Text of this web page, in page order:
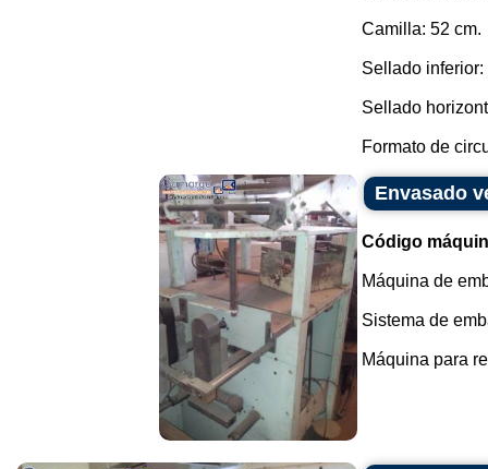
Camilla: 52 cm.
Sellado inferior:
Sellado
Formato de
Envasado
Código
Máquina de
Sistema de
Máquina para